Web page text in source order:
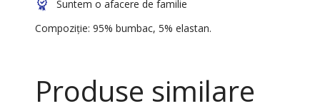
Suntem o afacere de familie
Compoziție: 95% bumbac, 5% elastan.
Produse similare